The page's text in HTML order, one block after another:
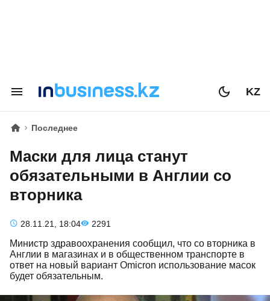
KZ
Последнее
Маски для лица станут
обязательными в Англии со
вторника
28.11.21, 18:04 2291
Министр здравоохранения сообщил, что со вторника в
Англии в магазинах и в общественном транспорте в
ответ на новый вариант Omicron использование масок
будет обязательным.